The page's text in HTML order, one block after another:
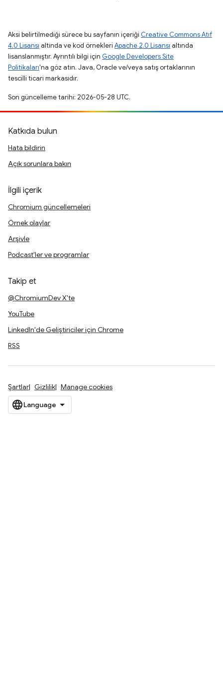
Aksi belirtilmediği sürece bu sayfanın içeriği Creative Commons Atıf
4.0 Lisansı altında ve kod örnekleri Apache 2.0 Lisansı altında
lisanslanmıştır. Ayrıntılı bilgi için Google Developers Site
Politikaları'na göz atın. Java, Oracle ve/veya satış ortaklarının
tescilli ticari markasıdır.
Son güncelleme tarihi: 2026-05-28 UTC.
Katkıda bulun
Hata bildirin
Açık sorunlara bakın
İlgili içerik
Chromium güncellemeleri
Örnek olaylar
Arşivle
Podcast'ler ve programlar
Takip et
@ChromiumDev X'te
YouTube
LinkedIn'de Geliştiriciler için Chrome
RSS
Şartlar Gizlilik Manage cookies